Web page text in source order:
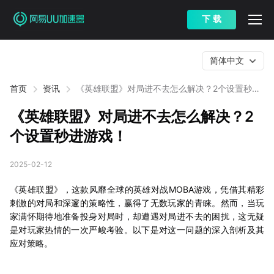
下 载
首页 资讯
《英雄联盟》对局进不去怎么解决？2个设置秒进
简体中文
《英雄联盟》对局进不去怎么解决？2
个设置秒进游戏！
2025-02-12
《英雄联盟》，这款风靡全球的英雄对战MOBA游戏，凭借其精彩
刺激的对局和深邃的策略性，赢得了无数玩家的青睐。然而，当玩
家满怀期待地准备投身对局时，却遭遇对局进不去的困扰，这无疑
是对玩家热情的一次严峻考验。以下是对这一问题的深入剖析及其
应对策略。